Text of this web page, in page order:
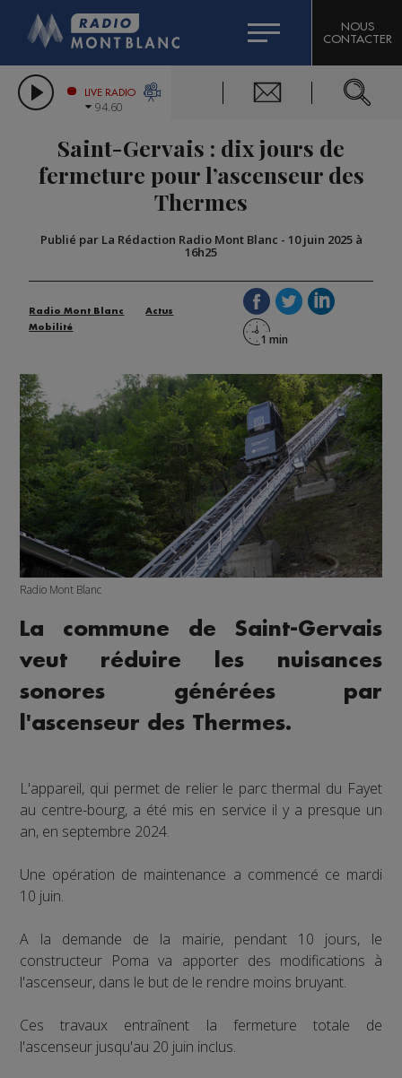
LES CHRONIQUES DE L'EXPERT
CITIZEN MACHINERY
GRAND MASSIF DOMAINES SKIABLES
BIGARD
COMPAGNIE DU MONT-BLANC
NOUS
CONTACTER
LIVE RADIO
94.60
Saint-Gervais : dix jours de
fermeture pour l’ascenseur des
Thermes
Publié par La Rédaction Radio Mont Blanc - 10 juin 2025 à
16h25
Radio Mont Blanc
Actus
Mobilité
Radio Mont Blanc
La commune de Saint-Gervais
veut réduire les nuisances
sonores générées par
l'ascenseur des Thermes.
L'appareil, qui permet de relier le parc thermal du Fayet
au centre-bourg, a été mis en service il y a presque un
an, en septembre 2024.
Une opération de maintenance a commencé ce mardi
10 juin.
A la demande de la mairie, pendant 10 jours, le
constructeur Poma va apporter des modifications à
l'ascenseur, dans le but de le rendre moins bruyant.
Ces travaux entraînent la fermeture totale de
l'ascenseur jusqu'au 20 juin inclus.